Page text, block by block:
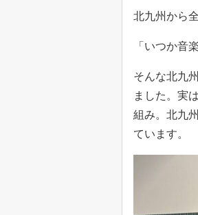
北九州から
「いつか音
そんな北九
ました。実
組み。北九
ています。